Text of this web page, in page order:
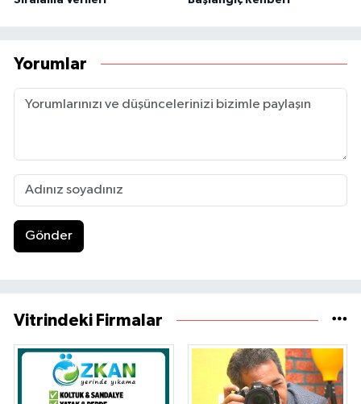
Yorumlar
Gönder
Vitrindeki Firmalar